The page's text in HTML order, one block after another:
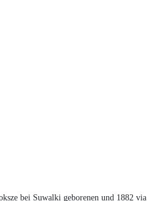
bei Suwalki geborenen und 1882